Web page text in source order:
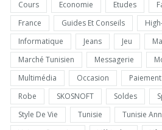
Cours
Economie Etudes
France
Guides Et Conseils
Informatique
Jeans Jeu
Marché Tunisien
Messagerie
Multimédia
Occasion
Robe
SKOSNOFT Soldes
Style De Vie
Tunisie
Tunisie